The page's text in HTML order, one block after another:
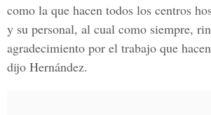
como la que hacen todos los centros
y su personal, al cual como siempre,
agradecimiento por el trabajo que
dijo Hernández.